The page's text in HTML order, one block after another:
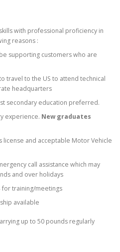
with professional proficiency in
reasons :
supporting customers who are
travel to the US to attend technical
headquarters
secondary education preferred.
experience. New graduates
license and acceptable Motor Vehicle
call assistance which may
and over holidays
for training/meetings
available
up to 50 pounds regularly